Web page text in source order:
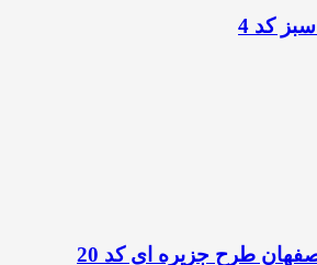
کد 4
طرح جزیره ای کد 20